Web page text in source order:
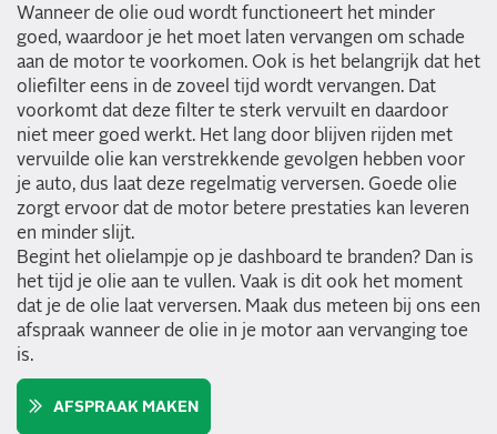
Wanneer de olie oud wordt functioneert het minder
goed, waardoor je het moet laten vervangen om schade
aan de motor te voorkomen. Ook is het belangrijk dat het
oliefilter eens in de zoveel tijd wordt vervangen. Dat
voorkomt dat deze filter te sterk vervuilt en daardoor
niet meer goed werkt. Het lang door blijven rijden met
vervuilde olie kan verstrekkende gevolgen hebben voor
je auto, dus laat deze regelmatig verversen. Goede olie
zorgt ervoor dat de motor betere prestaties kan leveren
en minder slijt.
Begint het olielampje op je dashboard te branden? Dan is
het tijd je olie aan te vullen. Vaak is dit ook het moment
dat je de olie laat verversen. Maak dus meteen bij ons een
afspraak wanneer de olie in je motor aan vervanging toe
is.
AFSPRAAK MAKEN